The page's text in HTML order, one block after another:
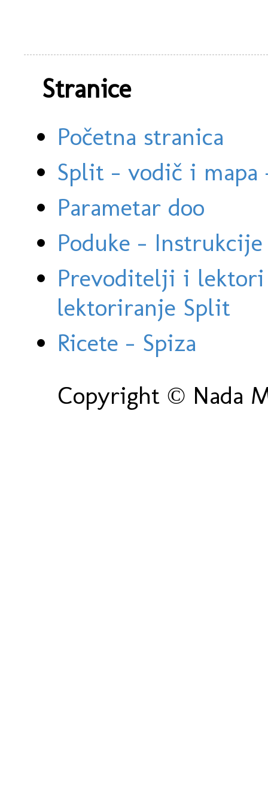
Stranice
Početna stranica
Split - vodič i
Parametar doo
Poduke -
Prevoditelji i
lektoriranje Split
Ricete - Spiza
Copyright © Nada